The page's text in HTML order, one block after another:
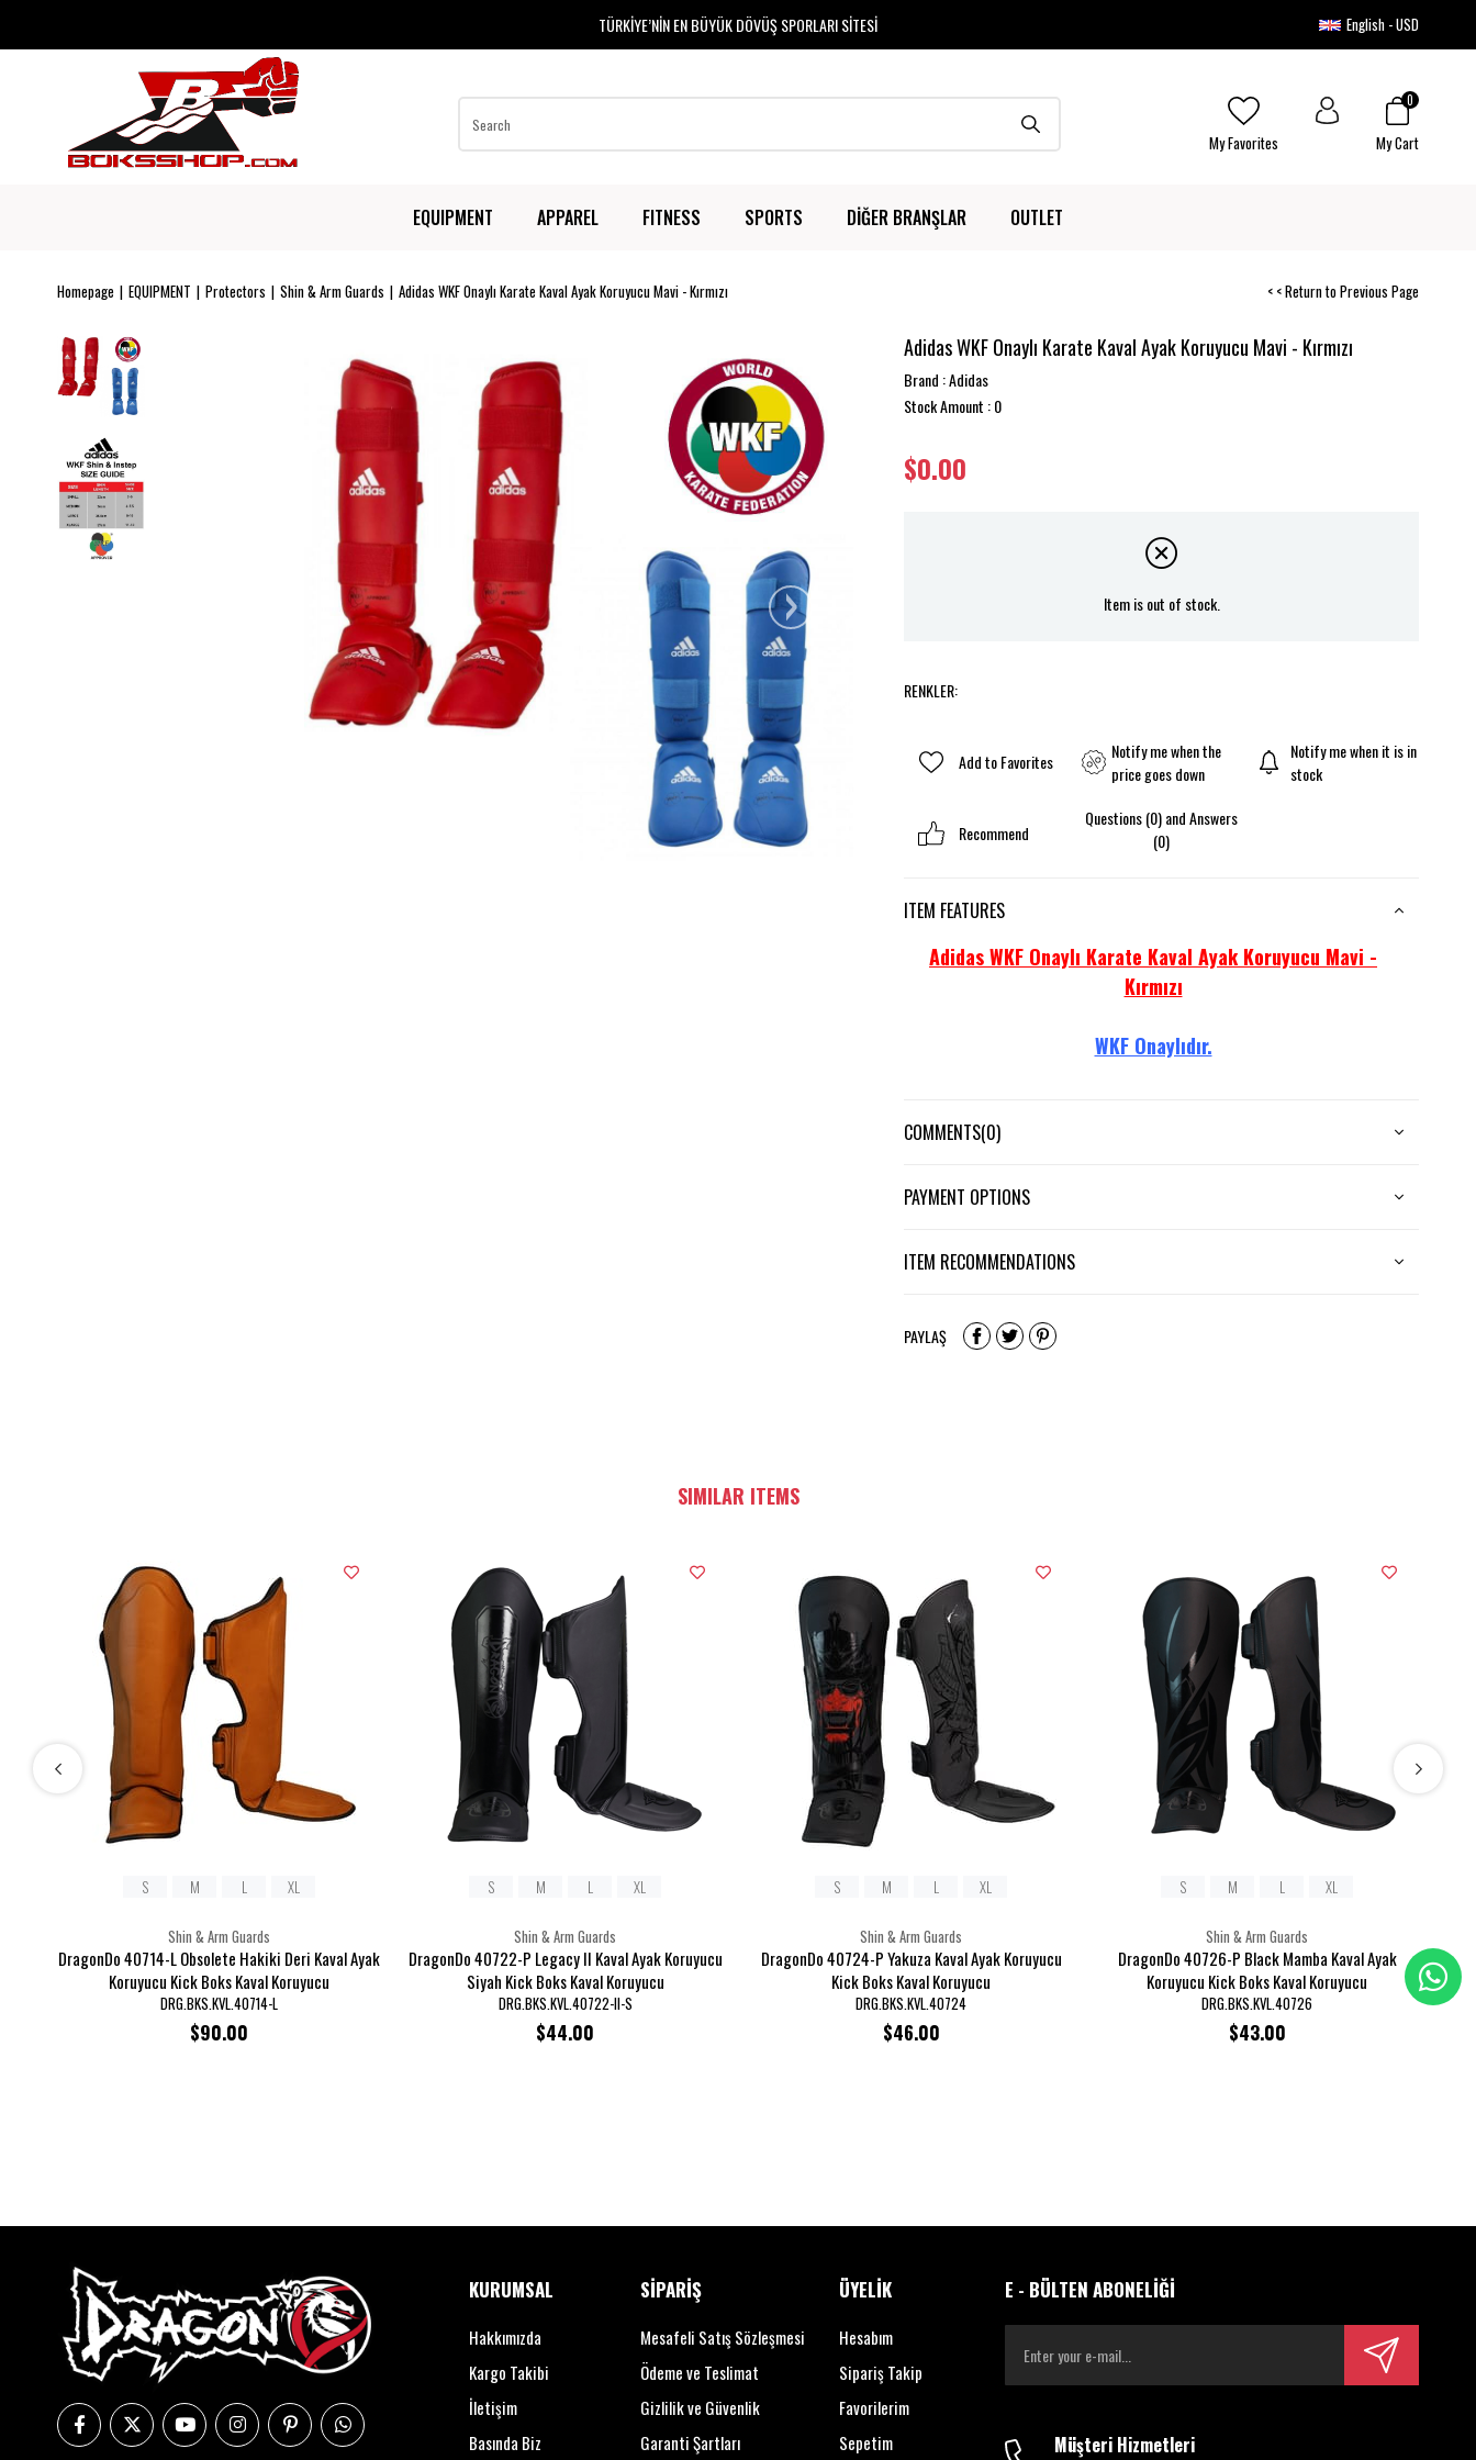
TÜRKİYE’NİN EN BÜYÜK DÖVÜŞ SPORLARI SİTESİ English - USD
My Cart
0
My Favorites
EQUIPMENT APPAREL FITNESS SPORTS DİĞER BRANŞLAR OUTLET
Homepage EQUIPMENT Protectors Shin & Arm Guards Adidas WKF Onaylı Karate Kaval Ayak Koruyucu Mavi - Kırmızı < < Return to Previous Page
›
Adidas WKF Onaylı Karate Kaval Ayak Koruyucu Mavi - Kırmızı
Brand :Adidas
Stock Amount :0
$0.00
Item is out of stock.
RENKLER:
Add to Favorites
Notify me when the
price goes down
Notify me when it is in
stock
Recommend
Questions (0) and Answers
(0)
ITEM FEATURES
Adidas WKF Onaylı Karate Kaval Ayak Koruyucu Mavi -
Kırmızı
WKF Onaylıdır.
Elastik cırtlarla kavalı tam olarak sarması sağlanır.
COMMENTS(0)
PAYMENT OPTIONS
ITEM RECOMMENDATIONS
PAYLAŞ
SIMILAR ITEMS
Shin & Arm Guards
DragonDo 40714-L Obsolete Hakiki Deri Kaval Ayak
Koruyucu Kick Boks Kaval Koruyucu
DRG.BKS.KVL.40714-L
$90.00
S M L XL
Shin & Arm Guards
DragonDo 40722-P Legacy II Kaval Ayak Koruyucu
Siyah Kick Boks Kaval Koruyucu
DRG.BKS.KVL.40722-II-S
$44.00
S M L XL
Shin & Arm Guards
DragonDo 40724-P Yakuza Kaval Ayak Koruyucu
Kick Boks Kaval Koruyucu
DRG.BKS.KVL.40724
$46.00
S M L XL
Shin & Arm Guards
DragonDo 40726-P Black Mamba Kaval Ayak
Koruyucu Kick Boks Kaval Koruyucu
DRG.BKS.KVL.40726
$43.00
S M L XL
KURUMSAL
Hakkımızda
Kargo Takibi
İletişim
Basında Biz
SİPARİŞ
Mesafeli Satış Sözleşmesi
Ödeme ve Teslimat
Gizlilik ve Güvenlik
Garanti Şartları
ÜYELİK
Hesabım
Sipariş Takip
Favorilerim
Sepetim
E - BÜLTEN ABONELİĞİ
Müşteri Hizmetleri